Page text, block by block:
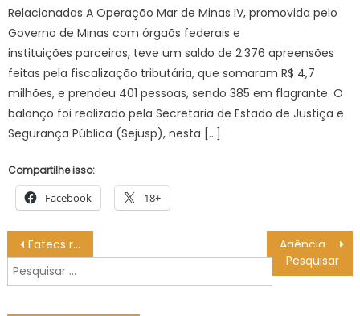
Relacionadas A Operação Mar de Minas IV, promovida pelo
Governo de Minas com órgaõs federais e
instituições parceiras, teve um saldo de 2.376 apreensões
feitas pela fiscalização tributária, que somaram R$ 4,7
milhões, e prendeu 401 pessoas, sendo 385 em flagrante. O
balanço foi realizado pela Secretaria de Estado de Justiça e
Segurança Pública (Sejusp), nesta […]
Compartilhe isso:
Facebook 18+
Navegação
de
Post
Fatecs recebem matrículas de convocados na primeira chamada do Vestibular
Pesquisar
por: